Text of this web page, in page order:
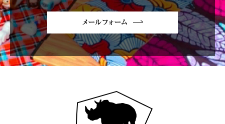
メールフォーム